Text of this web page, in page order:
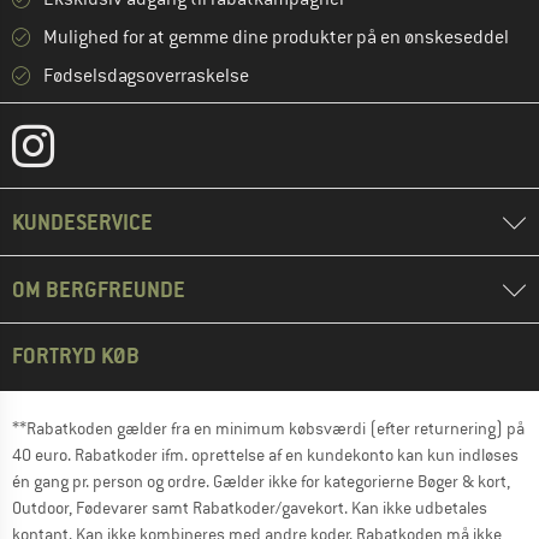
Mulighed for at gemme dine produkter på en ønskeseddel
Fødselsdagsoverraskelse
KUNDESERVICE
OM BERGFREUNDE
FORTRYD KØB
**Rabatkoden gælder fra en minimum købsværdi (efter returnering) på
40 euro. Rabatkoder ifm. oprettelse af en kundekonto kan kun indløses
én gang pr. person og ordre. Gælder ikke for kategorierne Bøger & kort,
Outdoor, Fødevarer samt Rabatkoder/gavekort. Kan ikke udbetales
kontant. Kan ikke kombineres med andre koder. Rabatkoden må ikke